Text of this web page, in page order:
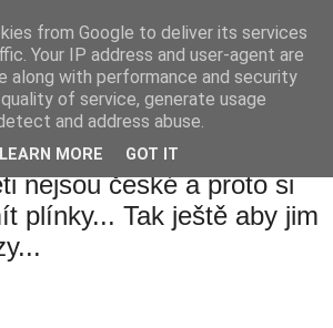
a alkoholizmus
nejsou české a proto si
plínky... Tak ještě aby jim
from Google to deliver its services
Your IP address and user-agent are
along with performance and security
of service, generate usage
and address abuse.
LEARN MORE GOT IT